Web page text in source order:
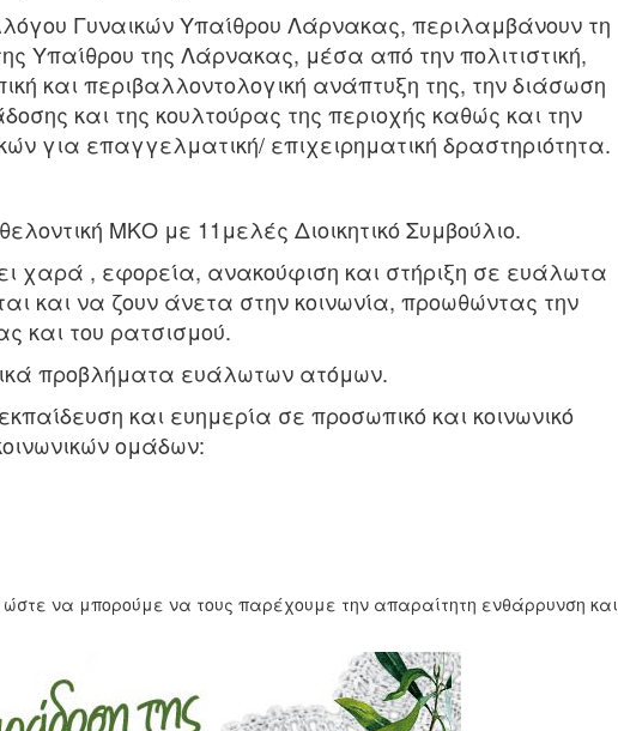
Γυναικών Υπαίθρου Λάρνακας, περιλαμβάνουν τη
Υπαίθρου της Λάρνακας, μέσα από την πολιτιστική,
και περιβαλλοντολογική ανάπτυξη της, την διάσωση
και της κουλτούρας της περιοχής καθώς και την
για επαγγελματική/ επιχειρηματική δραστηριότητα.
ΜΚΟ με 11μελές Διοικητικό Συμβούλιο.
χαρά , εφορεία, ανακούφιση και στήριξη σε ευάλωτα
και να ζουν άνετα στην κοινωνία, προωθώντας την
και του ρατσισμού.
προβλήματα ευάλωτων ατόμων.
και ευημερία σε προσωπικό και κοινωνικό
ομάδων:
ώστε να μπορούμε να τους παρέχουμε την απαραίτητη ενθάρρυνση και